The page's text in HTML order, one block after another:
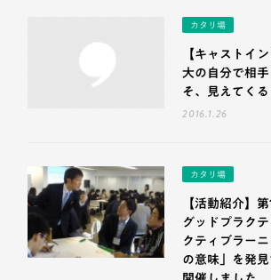
カタリ場
2016.1.26
【キャストイ
大の自分で相
そ、見えてく
カタリ場
【活動紹介】
グッドプラク
クティブラー
の意味」を発